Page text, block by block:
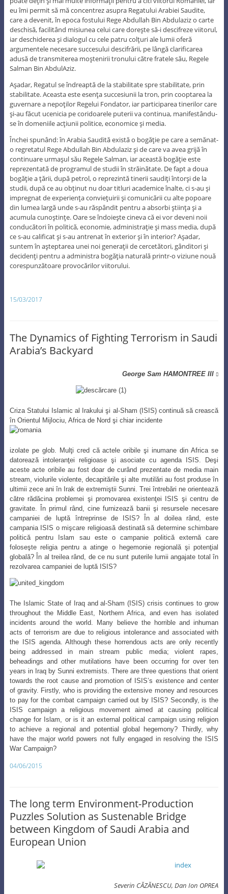
eu îmi permit să mă concentrez asupra Regatului Arabiei Saudite,
care a devenit, în epoca fostului Rege Abdullah Bin Abdulaziz o carte
deschisă, facilitând misiunea celui care doreşte să-i descifreze viitorul,
iar deschiderea şi dialogul cu cele patru colţuri ale lumii oferă
argumentele necesare succesului descifrării, pe lângă clarificarea
adusă de transmiterea moştenirii tronului către fratele său, Regele
Salman Bin AbdulAziz.
Aşadar, Regatul se îndreaptă de la stabilitate spre stabilitate, prin
stabilitate. Aceasta este esenţa succesiunii la tron, prin cooptarea la
guvernare a nepoţilor Regelui Fondator, iar participarea tinerilor care
şi-au făcut ucenicia pe coridoarele puterii va continua, manifestându-
se în domeniile acţiunii politice, economice şi media.
Închei spunând: în Arabia Saudită există o bogăţie pe care a semănat-
o regretatul Rege Abdullah Bin Abdulaziz şi de care va avea grijă în
continuare urmaşul său Regele Salman, iar această bogăţie este
reprezentată de programul de studii în străinătate. De fapt a doua
bogăţie a ţării, după petrol, o reprezintă tinerii saudiţi întorşi de la
studii, după ce au obţinut nu doar titluri academice înalte, ci s-au şi
impregnat de experienţa convieţuirii şi comunicării cu alte popoare
din lumea largă unde s-au răspândit pentru a absorbi ştiinţa şi a
acumula cunoştinţe. Oare se îndoieşte cineva că ei vor deveni noii
conducători în politică, economie, administraţie şi mass media, după
ce s-au calificat şi s-au antrenat în exterior şi în interior? Aşadar,
suntem în aşteptarea unei noi generaţii de cercetători, gânditori şi
decidenţi pentru a administra bogăţia naturală printr-o viziune nouă
corespunzătoare provocărilor viitorului.
15/03/2017
The Dynamics of Fighting Terrorism in Saudi
Arabia’s Backyard
George Sam HAMONTREE III
Criza Statului Islamic al Irakului şi al-Sham (ISIS) continuă să crească
în Orientul Mijlociu, Africa de Nord şi chiar incidente
izolate pe glob. Mulţi cred că actele oribile şi inumane din Africa se
datorează intoleranţei religioase şi asociate cu agenda ISIS. Deşi
aceste acte oribile au fost doar de curând prezentate de media main
stream, violurile violente, decapitările şi alte mutilări au fost produse în
ultimii zece ani în Irak de extremiştii Sunni. Trei întrebări ne orientează
către rădăcina problemei şi promovarea existenţei ISIS şi centru de
gravitate. În primul rând, cine furnizează banii şi resursele necesare
campaniei de luptă întreprinse de ISIS? În al doilea rând, este
campania ISIS o mişcare religioasă destinată să determine schimbare
politică pentru Islam sau este o campanie politică externă care
foloseşte religia pentru a atinge o hegemonie regională şi potenţial
globală? În al treilea rând, de ce nu sunt puterile lumii angajate total în
rezolvarea campaniei de luptă ISIS?
The Islamic State of Iraq and al-Sham (ISIS) crisis continues to grow
throughout the Middle East, Northern Africa, and even has isolated
incidents around the world. Many believe the horrible and inhuman
acts of terrorism are due to religious intolerance and associated with
the ISIS agenda. Although these horrendous acts are only recently
being addressed in main stream public media; violent rapes,
beheadings and other mutilations have been occurring for over ten
years in Iraq by Sunni extremists. There are three questions that orient
towards the root cause and promotion of ISIS’s existence and center
of gravity. Firstly, who is providing the extensive money and resources
to pay for the combat campaign carried out by ISIS? Secondly, is the
ISIS campaign a religious movement aimed at causing political
change for Islam, or is it an external political campaign using religion
to achieve a regional and potential global hegemony? Thirdly, why
have the major world powers not fully engaged in resolving the ISIS
War Campaign?
04/06/2015
The long term Environment-Production
Puzzles Solution as Sustenable Bridge
between Kingdom of Saudi Arabia and
European Union
Severin CĂZĂNESCU,Dan Ion OPREA